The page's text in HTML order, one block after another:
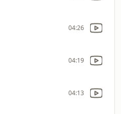
04:26
04:19
04:13